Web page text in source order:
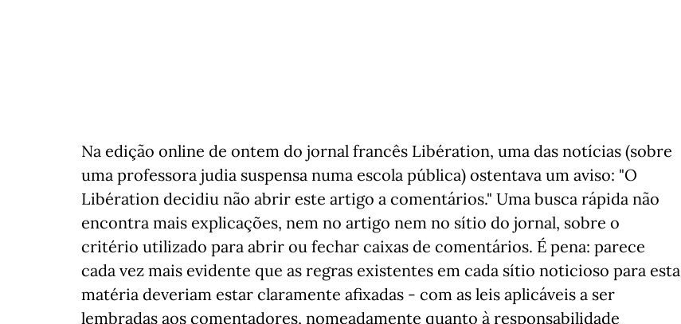
Na edição online de ontem do jornal francês Libération, uma das notícias (sobre
uma professora judia suspensa numa escola pública) ostentava um aviso: "O
Libération decidiu não abrir este artigo a comentários." Uma busca rápida não
encontra mais explicações, nem no artigo nem no sítio do jornal, sobre o
critério utilizado para abrir ou fechar caixas de comentários. É pena: parece
cada vez mais evidente que as regras existentes em cada sítio noticioso para esta
matéria deveriam estar claramente afixadas - com as leis aplicáveis a ser
lembradas aos comentadores, nomeadamente quanto à responsabilidade